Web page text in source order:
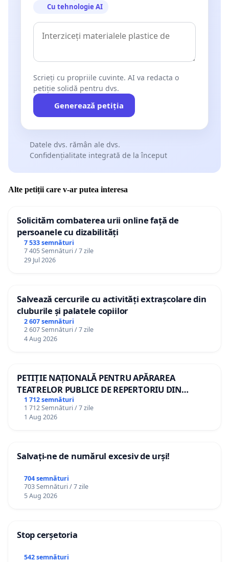
Cu tehnologie AI
Scrieți cu propriile cuvinte. AI va redacta o
petiție solidă pentru dvs.
Generează petiția
Datele dvs. rămân ale dvs.
Confidențialitate integrată de la început
Alte petiții care v-ar putea interesa
Solicităm combaterea urii online față de
persoanele cu dizabilități
7 533 semnături
7 405 Semnături / 7 zile
29 Jul 2026
Salvează cercurile cu activități extrașcolare din
cluburile și palatele copiilor
2 607 semnături
2 607 Semnături / 7 zile
4 Aug 2026
PETIȚIE NAȚIONALĂ PENTRU APĂRAREA
TEATRELOR PUBLICE DE REPERTORIU DIN
ROMÂNIA
1 712 semnături
1 712 Semnături / 7 zile
1 Aug 2026
Salvați-ne de numărul excesiv de urși!
704 semnături
703 Semnături / 7 zile
5 Aug 2026
Stop cerșetoria
542 semnături